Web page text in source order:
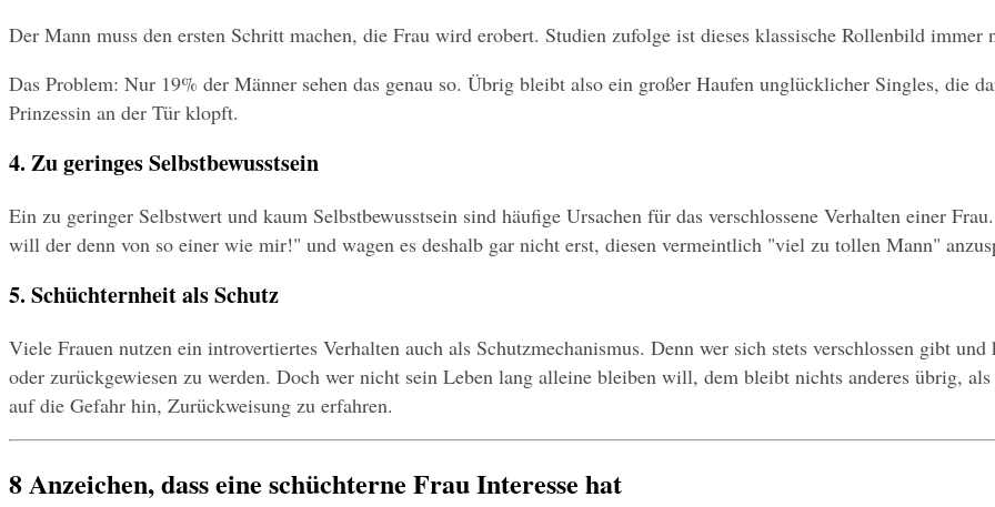
Der Mann muss den ersten Schritt machen, die Frau wird erobert. Studien zufolge ist dieses klassische Rollenbild immer
Das Problem: Nur 19% der Männer sehen das genau so. Übrig bleibt also ein großer Haufen unglücklicher Singles, die
Prinzessin an der Tür klopft.
4. Zu geringes Selbstbewusstsein
Ein zu geringer Selbstwert und kaum Selbstbewusstsein sind häufige Ursachen für das verschlossene Verhalten einer
will der denn von so einer wie mir!" und wagen es deshalb gar nicht erst, diesen vermeintlich "viel zu tollen Mann"
5. Schüchternheit als Schutz
Viele Frauen nutzen ein introvertiertes Verhalten auch als Schutzmechanismus. Denn wer sich stets verschlossen gibt
oder zurückgewiesen zu werden. Doch wer nicht sein Leben lang alleine bleiben will, dem bleibt nichts anderes übrig,
auf die Gefahr hin, Zurückweisung zu erfahren.
8 Anzeichen, dass eine schüchterne Frau Interesse hat